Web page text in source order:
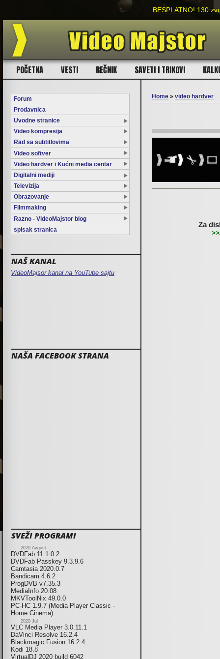
BESPLATNO! 130
POČETNA VESTI REČNIK SAVETI I TRIKOVI
Forum
Prodavnica
Uvodne stranice
Video kompresija
Rad sa subtitlovima
Video softver
Video hardver i Kućni media centar
Digitalni mediji
Televizija
Obrazovanje
Filmmaking
Razno - VideoMajstor blog
spisak stranica
NAŠ KANAL
VideoMajsor kanal na YouTube sajtu
NAŠA FACEBOOK STRANA
SVEŽI PROGRAMI
2020 Avgust
DVDFab 11.1.0.2
DVDFab Passkey 9.3.9.6
Camtasia 2020.0.7
Bandicam 4.6.2
ProgDVB v7.35.3
MediaInfo 20.08
MKVToolNix 49.0.0
PC-HC 1.9.7 (Media Player Classic -
Home Cinema)
2020 Jul
VLC Media Player 3.0.11.1
DaVinci Resolve 16.2.4
Blackmagic Fusion 16.2.4
Kodi 18.8
VirtualDJ 2020 build 6042
Home » video hardver
Za